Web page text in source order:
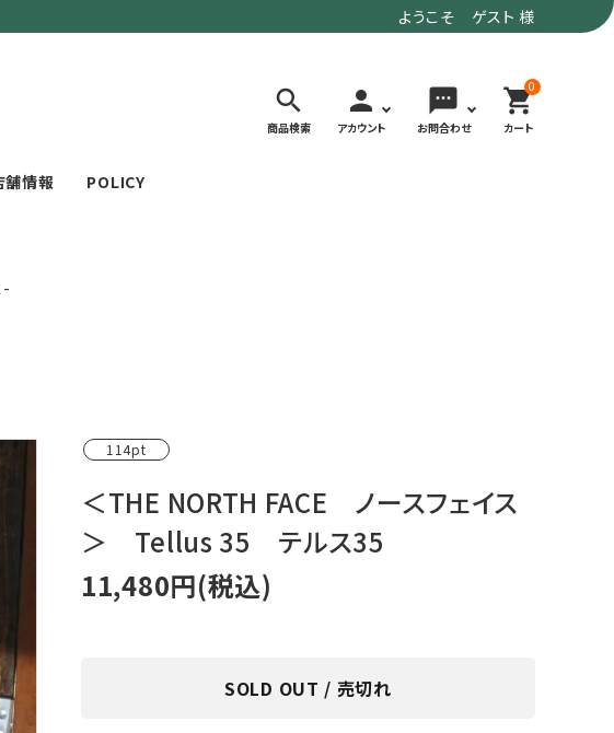
ようこそ ゲスト 様
search
商品検索
person
アカウント
sms
お問合わせ
0
shopping_cart
カート
いくならこの装備
に向けたアウトドアグ
泊山行に向けたギ
向けたウェア・ギ
ラン向けウェア・ギ
ウルトラライト系
ミリタリーライン・ミリタリー
舗情報 POLICY
-
114pt
＜THE NORTH FACE ノースフェイス
＞ Tellus 35 テルス35
11,480円(税込)
SOLD OUT / 売切れ